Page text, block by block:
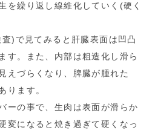
を繰り返し線維化していく(硬く
)で見てみると肝臓表面は凹凸
す。また、内部は粗造化し滑ら
えづらくなり、脾臓が腫れた
ります。
ーの事で、生肉は表面が滑らか
変になると焼き過ぎて硬くなっ